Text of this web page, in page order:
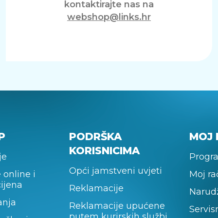
kontaktirajte nas na
webshop@links.hr
online i
PODRŠKA
KORISNICIMA
Opći jamstveni uvjeti
Reklamacije
Reklamacije upućene
MOJ
Moj